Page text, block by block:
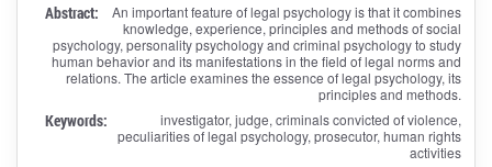
Abstract:
An important feature of legal psychology is that it combines
knowledge, experience, principles and methods of social
psychology, personality psychology and criminal psychology to study
human behavior and its manifestations in the field of legal norms and
relations. The article examines the essence of legal psychology, its
principles and methods.
Keywords:
investigator, judge, criminals convicted of violence,
peculiarities of legal psychology, prosecutor, human rights
activities